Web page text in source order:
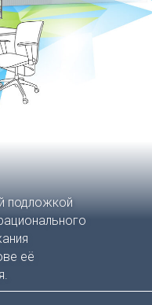
подложкой
её